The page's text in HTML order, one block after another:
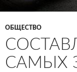
ОБЩЕСТВО
САМЫХ